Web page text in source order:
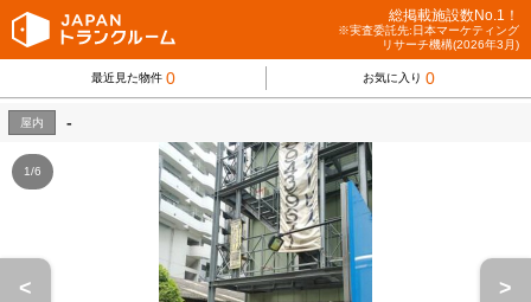
総掲載施設数No.1！
※実査委託先:日本マーケティング
リサーチ機構(2026年3月)
最近見た物件 0 お気に入り 0
屋内 -
1/6
< >